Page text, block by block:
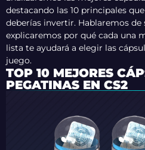
destacando las 10 principales
deberías invertir. Hablaremos de
explicaremos por qué cada una
lista te ayudará a elegir las
juego.
TOP 10 MEJORES
PEGATINAS EN CS2